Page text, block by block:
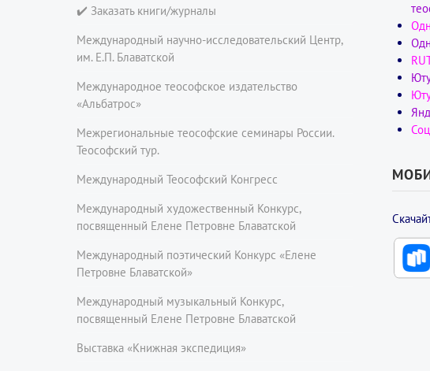
✔️ Заказать книги/журналы
Международный научно-исследовательский Центр,
им. Е.П. Блаватской
Международное теософское издательство
«Альбатрос»
Межрегиональные теософские семинары России.
Теософский тур.
Международный Теософский Конгресс
Международный художественный Конкурс,
посвященный Елене Петровне Блаватской
Международный поэтический Конкурс «Елене
Петровне Блаватской»
Международный музыкальный Конкурс,
посвященный Елене Петровне Блаватской
Выставка «Книжная экспедиция»